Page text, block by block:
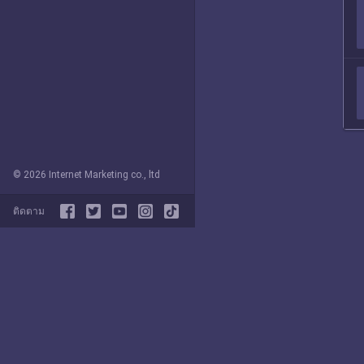
© 2026 Internet Marketing co., ltd
ติดตาม